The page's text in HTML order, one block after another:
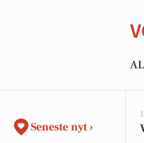
Seneste nyt ›